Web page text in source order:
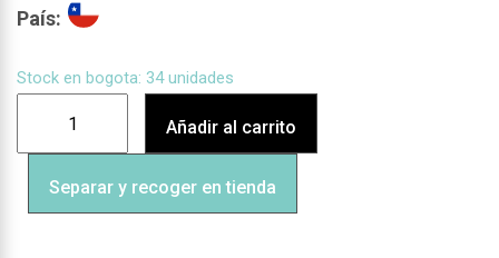
País:
Stock en bogota: 34 unidades
Añadir al carrito
Separar y recoger en tienda